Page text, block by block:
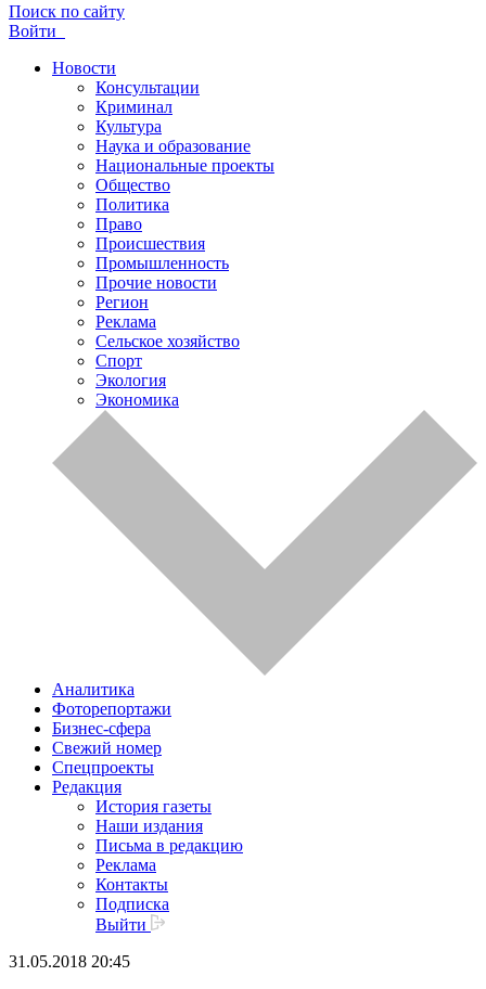
Поиск по сайту
Войти
Новости
Консультации
Криминал
Культура
Наука и образование
Национальные проекты
Общество
Политика
Право
Происшествия
Промышленность
Прочие новости
Регион
Реклама
Сельское хозяйство
Спорт
Экология
Экономика
Аналитика
Фоторепортажи
Бизнес-сфера
Свежий номер
Спецпроекты
Редакция
История газеты
Наши издания
Письма в редакцию
Реклама
Контакты
Подписка
Выйти
31.05.2018 20:45